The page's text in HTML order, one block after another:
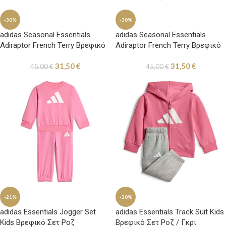
-30%
adidas Seasonal Essentials
Adiraptor French Terry Βρεφικό
45,00€ 31,50€
-30%
adidas Seasonal Essentials
Adiraptor French Terry Βρεφικό
45,00€ 31,50€
-21%
adidas Essentials Jogger Set
Kids Βρεφικό Σετ Ροζ
-20%
adidas Essentials Track Suit Kids
Βρεφικό Σετ Ροζ / Γκρι